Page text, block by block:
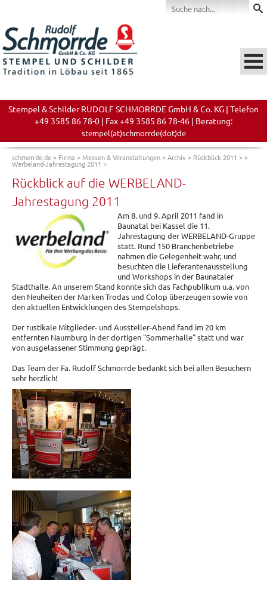
Stempel & Schilder RUDOLF SCHMORRDE GmbH & Co. KG | Telefon
+49 3585 86 78-0 | Fax +49 3585 86 78-46 | Beratung:
stempel(at)schmorrde(dot)de
schmorrde.de> Firma > Messen & Veranstaltungen>Archiv > Rückblick 2011 >»
Werbeland-Jahrestagung 2011 >
Rückblick auf die WERBELAND-
Jahrestagung 2011
Am 8. und 9. April 2011 fand in
Baunatal bei Kassel die 11.
Jahrestagung der WERBELAND-Gruppe
statt. Rund 150 Branchenbetriebe
nahmen die Gelegenheit wahr, und
besuchten die Lieferantenausstellung
und Workshops in der Baunataler
Stadthalle. An unserem Stand konnte sich das Fachpublikum u.a. von
den Neuheiten der Marken Trodas und Colop überzeugen sowie von
den aktuellen Entwicklungen des Stempelshops.
Der rustikale Mitglieder- und Aussteller-Abend fand im 20 km
entfernten Naumburg in der dortigen "Sommerhalle" statt und war
von ausgelassener Stimmung geprägt.
Das Team der Fa. Rudolf Schmorrde bedankt sich bei allen Besuchern
sehr herzlich!